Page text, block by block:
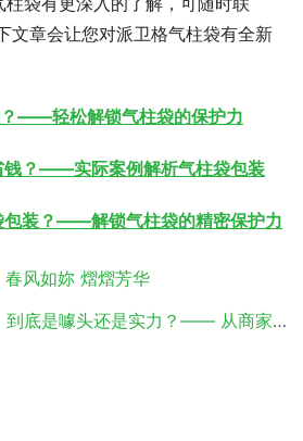
文章会让您对派卫格气柱袋有全新
——轻松解锁气柱袋的保护力
钱？——实际案例解析气柱袋包装
包装？——解锁气柱袋的精密保护力
风如妳 熠熠芳华
还是实力？—— 从商家痛点出发，解锁气柱袋包装的真实价值